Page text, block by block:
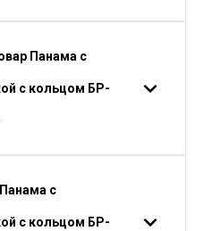
Панама с
с кольцом БР-
с
с кольцом БР-